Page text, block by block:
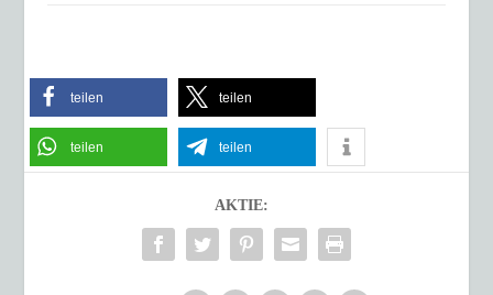
teilen teilen
teilen teilen
AKTIE: